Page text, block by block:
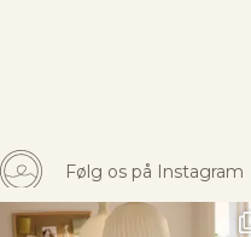
Følg os på Instagram